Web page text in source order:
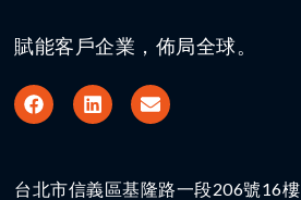
賦能客戶企業，佈局全球。
台北市信義區基隆路一段206號16樓​